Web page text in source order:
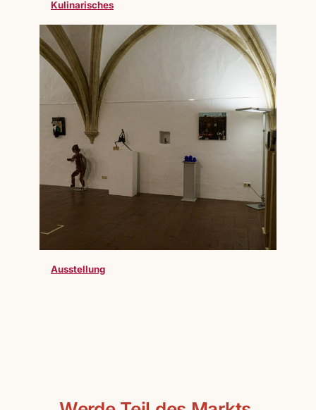
Kulinarisches
Ausstellung